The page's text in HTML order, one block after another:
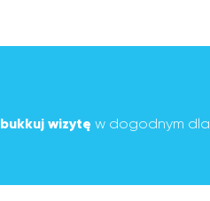
bukkuj wizytę w dogodnym dla